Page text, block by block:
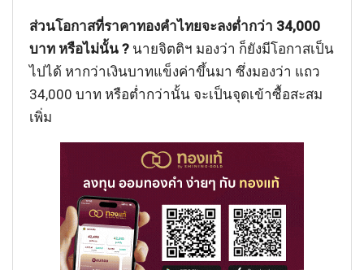
ส่วนโอกาสที่ราคาทองคำไทยจะลงต่ำกว่า 34,000
บาท หรือไม่นั้น ? นายจิตติฯ มองว่า ก็ยังมีโอกาสเป็น
ไปได้ หากว่าเงินบาทแข็งค่าขึ้นมา ซึ่งมองว่า แถว
34,000 บาท หรือต่ำกว่านั้น จะเป็นจุดเข้าซื้อสะสม
เพิ่ม